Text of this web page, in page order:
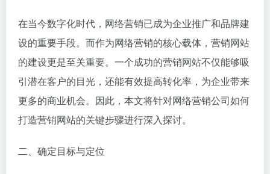
在当今数字化时代，网络营销已成为企业推广和品牌建
设的重要手段。而作为网络营销的核心载体，营销网站
的建设更是至关重要。一个成功的营销网站不仅能够吸
引潜在客户的目光，还能有效提高转化率，为企业带来
更多的商业机会。因此，本文将针对网络营销公司如何
打造营销网站的关键步骤进行深入探讨。
二、确定目标与定位